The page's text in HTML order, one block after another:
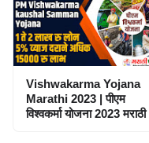
Vishwakarma Yojana
Marathi 2023 | पीएम
विश्वकर्मा योजना 2023 मराठी